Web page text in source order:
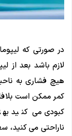
در صورتی که
لازم باشد بعد از
هیچ فشاری به
کمر ممکن است
کبودی می کنید
ناراحتی می کنید،